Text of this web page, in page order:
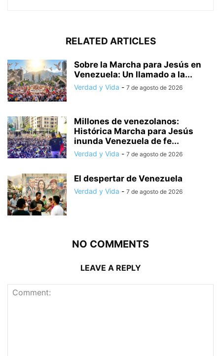
RELATED ARTICLES
Sobre la Marcha para Jesús en
Venezuela: Un llamado a la...
Verdad y Vida - 7 de agosto de 2026
Millones de venezolanos:
Histórica Marcha para Jesús
inunda Venezuela de fe...
Verdad y Vida - 7 de agosto de 2026
El despertar de Venezuela
Verdad y Vida - 7 de agosto de 2026
NO COMMENTS
LEAVE A REPLY